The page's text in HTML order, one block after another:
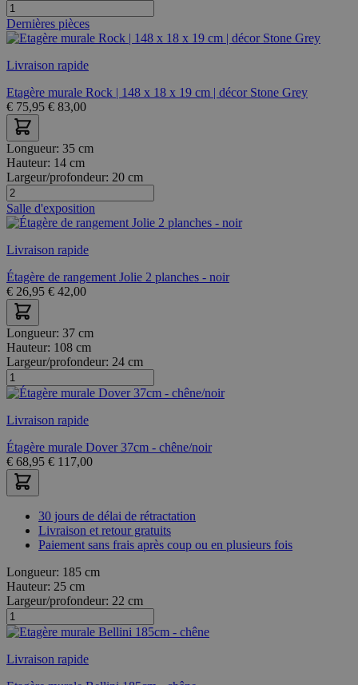
Dernières pièces
Livraison rapide
Etagère murale Rock | 148 x 18 x 19 cm | décor Stone Grey
€ 75,95 € 83,00
Longueur: 35 cm
Hauteur: 14 cm
Largeur/profondeur: 20 cm
Salle d'exposition
Livraison rapide
Étagère de rangement Jolie 2 planches - noir
€ 26,95 € 42,00
Longueur: 37 cm
Hauteur: 108 cm
Largeur/profondeur: 24 cm
Livraison rapide
Étagère murale Dover 37cm - chêne/noir
€ 68,95 € 117,00
30 jours de délai de rétractation
Livraison et retour gratuits
Paiement sans frais après coup ou en plusieurs fois
Longueur: 185 cm
Hauteur: 25 cm
Largeur/profondeur: 22 cm
Livraison rapide